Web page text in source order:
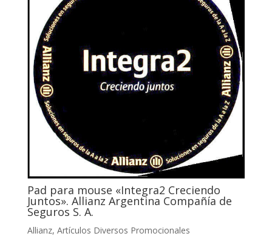
Pad para mouse «Integra2 Creciendo
Juntos». Allianz Argentina Compañía de
Seguros S. A.
Allianz, Artículos Diversos Promocionales